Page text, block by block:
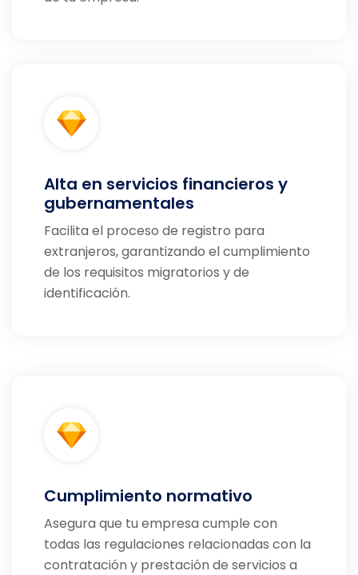
Alta en servicios financieros y
gubernamentales
Facilita el proceso de registro para
extranjeros, garantizando el cumplimiento
de los requisitos migratorios y de
identificación.
Cumplimiento normativo
Asegura que tu empresa cumple con
todas las regulaciones relacionadas con la
contratación y prestación de servicios a